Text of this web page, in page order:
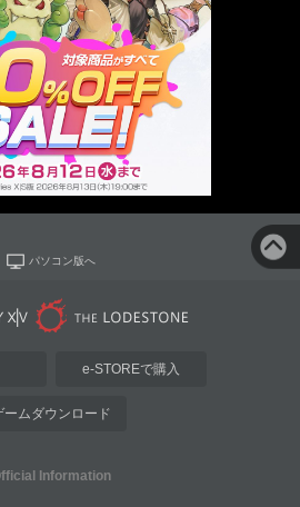
パソコン版へ
e-STOREで購入
ームダウンロード
Information